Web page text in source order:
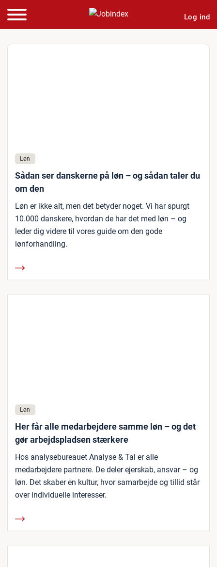
Log ind
Løn
Sådan ser danskerne på løn – og sådan taler du
om den
Løn er ikke alt, men det betyder noget. Vi har spurgt
10.000 danskere, hvordan de har det med løn – og
leder dig videre til vores guide om den gode
lønforhandling.
Løn
Her får alle medarbejdere samme løn – og det
gør arbejdspladsen stærkere
Hos analysebureauet Analyse & Tal er alle
medarbejdere partnere. De deler ejerskab, ansvar – og
løn. Det skaber en kultur, hvor samarbejde og tillid står
over individuelle interesser.